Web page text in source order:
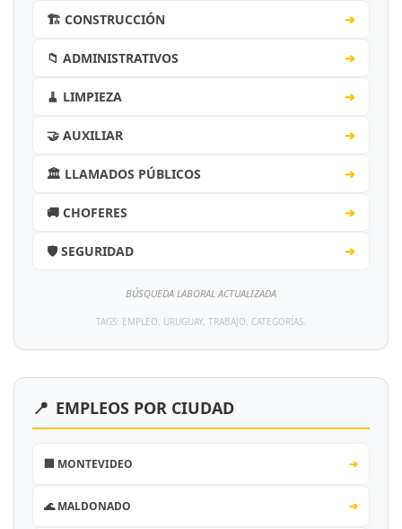
🏗️ CONSTRUCCIÓN ➔
📁 ADMINISTRATIVOS ➔
🧹 LIMPIEZA ➔
🤝 AUXILIAR ➔
🏛️ LLAMADOS PÚBLICOS ➔
🚚 CHOFERES ➔
🛡️ SEGURIDAD ➔
BÚSQUEDA LABORAL ACTUALIZADA
TAGS: EMPLEO, URUGUAY, TRABAJO, CATEGORÍAS.
📍 EMPLEOS POR CIUDAD
🏢 MONTEVIDEO ➔
🌊 MALDONADO ➔